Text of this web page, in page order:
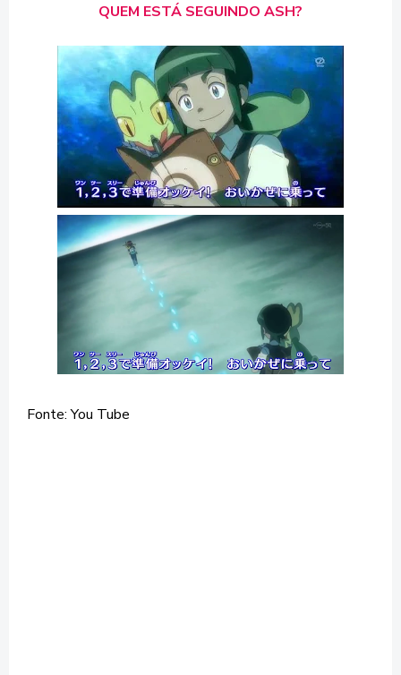
QUEM ESTÁ SEGUINDO ASH?
Fonte: You Tube